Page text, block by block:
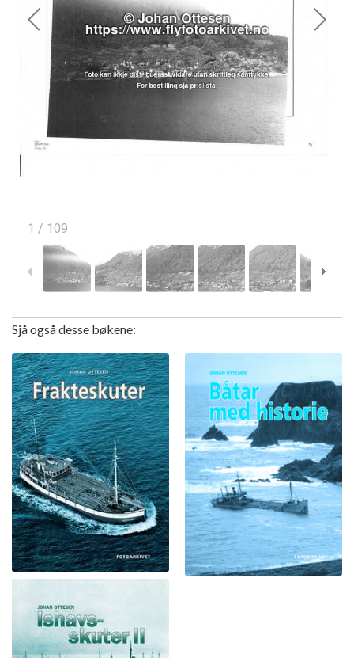
1 / 109
Sjå også desse bøkene: